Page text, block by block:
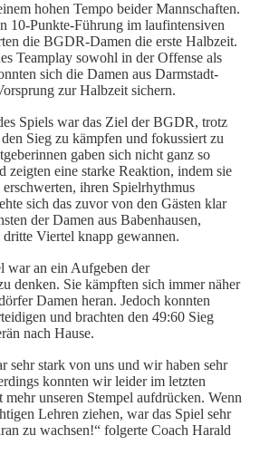
UND ERGEBNISSE
TEAM
hohen Tempo beider Mannschaften.
10-Punkte-Führung im laufintensiven
die BGDR-Damen die erste Halbzeit.
Teamplay sowohl in der Offense als
sich die Damen aus Darmstadt-
zur Halbzeit sichern.
Spiels war das Ziel der BGDR, trotz
Sieg zu kämpfen und fokussiert zu
gaben sich nicht ganz so
zeigten eine starke Reaktion, indem sie
ihren Spielrhythmus
sich das zuvor von den Gästen klar
der Damen aus Babenhausen,
Viertel knapp gewannen.
war an ein Aufgeben der
denken. Sie kämpften sich immer näher
Damen heran. Jedoch konnten
und brachten den 49:60 Sieg
nach Hause.
sehr stark von uns und wir haben sehr
konnten wir leider im letzten
unseren Stempel aufdrücken. Wenn
Lehren ziehen, war das Spiel sehr
zu wachsen!“ folgerte Coach Harald